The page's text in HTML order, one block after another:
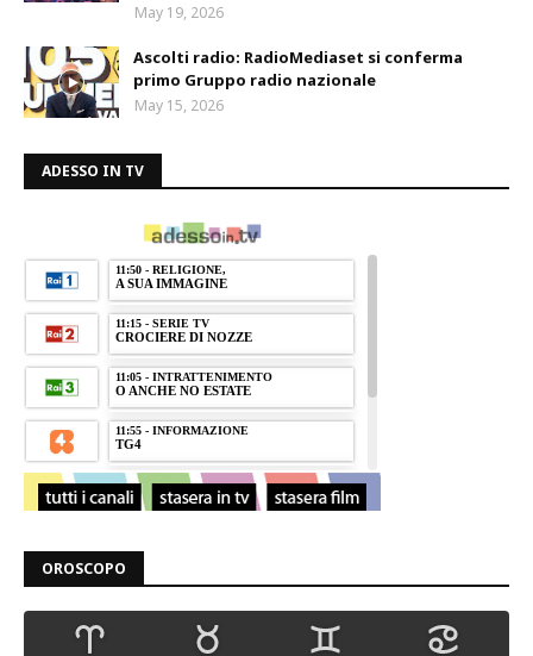
May 19, 2026
Ascolti radio: RadioMediaset si conferma
primo Gruppo radio nazionale
May 15, 2026
ADESSO IN TV
OROSCOPO